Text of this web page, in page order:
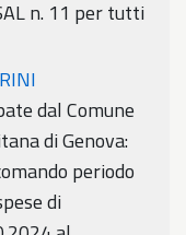
n. 11 per tutti
dal Comune
di Genova:
periodo
di